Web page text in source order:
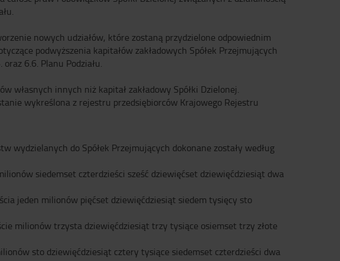
nowych udziałów, które zostaną przydzielone odpowiednim
podwyższenia kapitałów zakładowych Spółek Przejmujących
6.6. Planu Podziału.
własnych innych niż kapitał zakładowy Spółki Dzielonej.
wykreślona z rejestru przedsiębiorców Krajowego Rejestru
wydzielanych do Spółek Przejmujących dokonane zostały według
siedemset czterdzieści sześć dziewięćset dziewięćdziesiąt dwa
jeden milionów pięćset dziewięćdziesiąt siedem tysięcy sto
milionów trzysta dziewięćdziesiąt trzy tysiące osiemset trzy złote
sto dziewięćdziesiąt cztery tysiące siedemset czterdzieści dwa